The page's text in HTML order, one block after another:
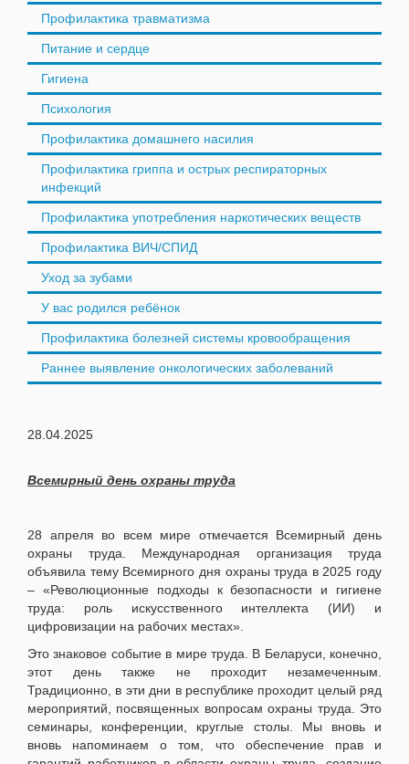
Профилактика травматизма
Питание и сердце
Гигиена
Психология
Профилактика домашнего насилия
Профилактика гриппа и острых респираторных
инфекций
Профилактика употребления наркотических веществ
Профилактика ВИЧ/СПИД
Уход за зубами
У вас родился ребёнок
Профилактика болезней системы кровообращения
Раннее выявление онкологических заболеваний
28.04.2025
Всемирный день охраны труда
28 апреля во всем мире отмечается Всемирный день
охраны труда. Международная организация труда
объявила тему Всемирного дня охраны труда в 2025 году
– «Революционные подходы к безопасности и гигиене
труда: роль искусственного интеллекта (ИИ) и
цифровизации на рабочих местах».
Это знаковое событие в мире труда. В Беларуси, конечно,
этот день также не проходит незамеченным.
Традиционно, в эти дни в республике проходит целый ряд
мероприятий, посвященных вопросам охраны труда. Это
семинары, конференции, круглые столы. Мы вновь и
вновь напоминаем о том, что обеспечение прав и